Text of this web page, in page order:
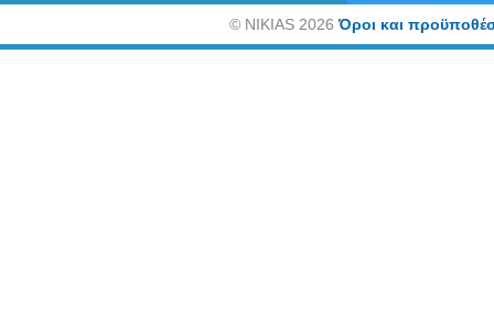
©NIKIAS 2026Όροι και